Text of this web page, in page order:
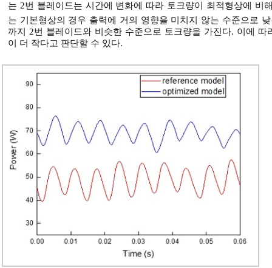
는 2번 블레이드는 시간에 변화에 따라 토크량이 최적형상에 비
는 기본형상의 경우 출력에 거의 영향을 미치지 않는 수준으로
까지 2번 블레이드와 비슷한 수준으로 토크량을 가진다. 이에
이 더 작다고 판단할 수 있다.